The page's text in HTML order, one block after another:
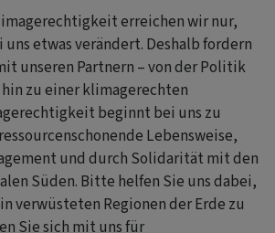
erreichen wir nur,
uns etwas verändert. Deshalb fordern
unseren Partnern ‒ von der Politik
zu einer klimagerechten
beginnt bei uns zu
Lebensweise,
und durch Solidarität mit den
Süden. Bitte helfen Sie uns dabei,
verwüsteten Regionen der Erde zu
Sie sich mit uns für